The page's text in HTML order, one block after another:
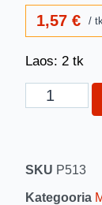
1,57€ tk
Laos: 2 tk
SKU P513
Kategooria